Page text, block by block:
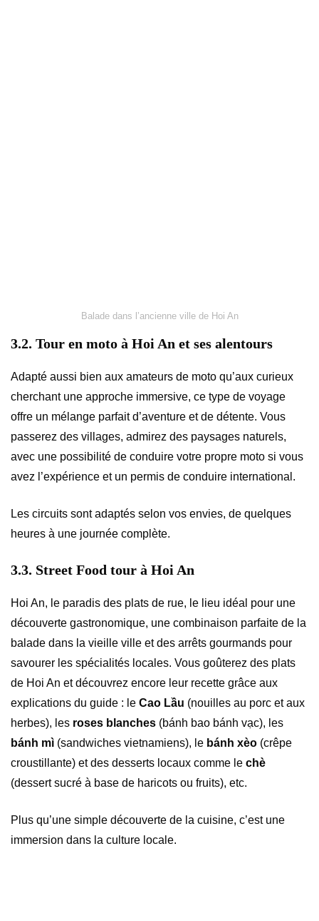
Balade dans l’ancienne ville de Hoi An
3.2. Tour en moto à Hoi An et ses alentours
Adapté aussi bien aux amateurs de moto qu’aux curieux
cherchant une approche immersive, ce type de voyage
offre un mélange parfait d’aventure et de détente. Vous
passerez des villages, admirez des paysages naturels,
avec une possibilité de conduire votre propre moto si vous
avez l’expérience et un permis de conduire international.
Les circuits sont adaptés selon vos envies, de quelques
heures à une journée complète.
3.3. Street Food tour à Hoi An
Hoi An, le paradis des plats de rue, le lieu idéal pour une
découverte gastronomique, une combinaison parfaite de la
balade dans la vieille ville et des arrêts gourmands pour
savourer les spécialités locales. Vous goûterez des plats
de Hoi An et découvrez encore leur recette grâce aux
explications du guide : le Cao Lầu (nouilles au porc et aux
herbes), les roses blanches (bánh bao bánh vạc), les
bánh mì (sandwiches vietnamiens), le bánh xèo (crêpe
croustillante) et des desserts locaux comme le chè
(dessert sucré à base de haricots ou fruits), etc.
Plus qu’une simple découverte de la cuisine, c’est une
immersion dans la culture locale.